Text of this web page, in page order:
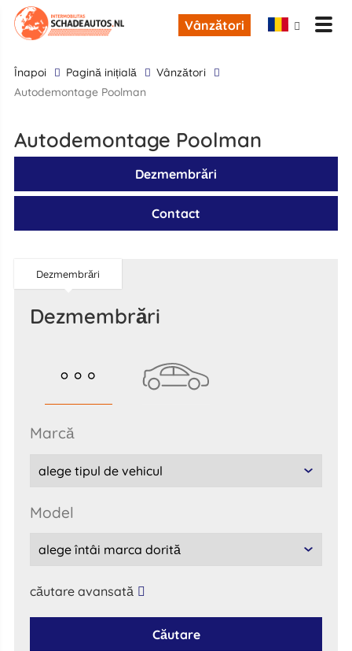
Vânzători
înapoi Pagină inițială
Vânzători
Autodemontage Poolman
Autodemontage Poolman
Dezmembrări
Contact
Dezmembrări
Dezmembrări
marcă
model
căutare avansată
Căutare